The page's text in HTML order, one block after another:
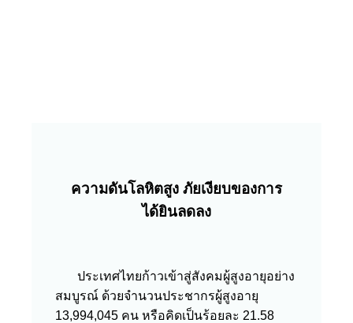
ความดันโลหิตสูง ภัยเงียบของการ
ได้ยินลดลง
ประเทศไทยก้าวเข้าสู่สังคมผู้สูงอายุอย่าง
สมบูรณ์ ด้วยจำนวนประชากรผู้สูงอายุ
13,994,045 คน หรือคิดเป็นร้อยละ 21.58